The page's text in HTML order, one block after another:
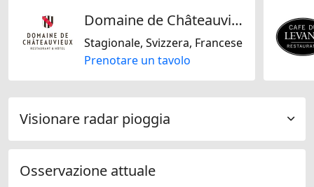
Domaine de Châteauvieux
Stagionale, Svizzera, Francese
Prenotare un tavolo
Visionare radar pioggia
Osservazione attuale